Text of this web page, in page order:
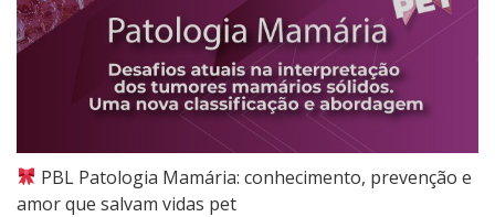
PBL Patologia Mamária: conhecimento, prevenção e
amor que salvam vidas pet